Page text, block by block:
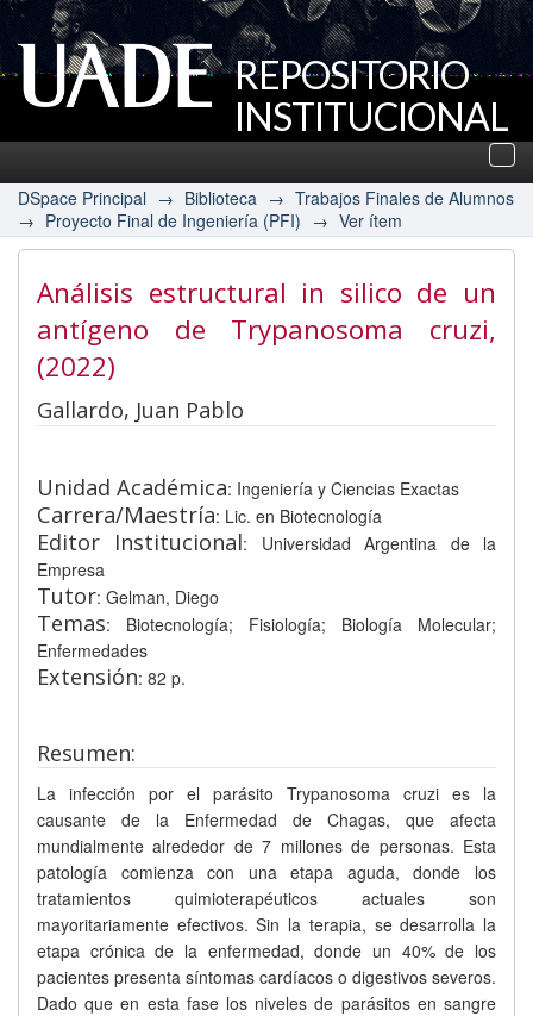
REPOSITORIO
INSTITUCIONAL
UADE
DSpace Principal → Biblioteca → Trabajos Finales de Alumnos
→ Proyecto Final de Ingeniería (PFI) → Ver ítem
Análisis estructural in silico de un
antígeno de Trypanosoma cruzi,
(2022)
Gallardo, Juan Pablo
Unidad Académica: Ingeniería y Ciencias Exactas
Carrera/Maestría: Lic. en Biotecnología
Editor Institucional: Universidad Argentina de la
Empresa
Tutor: Gelman, Diego
Temas: Biotecnología; Fisiología; Biología Molecular;
Enfermedades
Extensión: 82 p.
Resumen:
La infección por el parásito Trypanosoma cruzi es la
causante de la Enfermedad de Chagas, que afecta
mundialmente alrededor de 7 millones de personas. Esta
patología comienza con una etapa aguda, donde los
tratamientos quimioterapéuticos actuales son
mayoritariamente efectivos. Sin la terapia, se desarrolla la
etapa crónica de la enfermedad, donde un 40% de los
pacientes presenta síntomas cardíacos o digestivos severos.
Dado que en esta fase los niveles de parásitos en sangre